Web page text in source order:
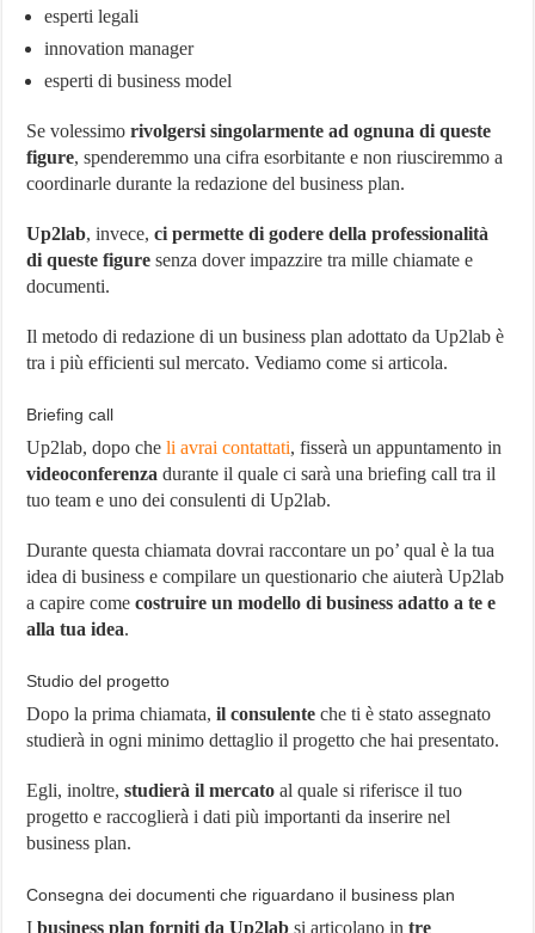
esperti legali
innovation manager
esperti di business model
Se volessimorivolgersi singolarmente ad ognuna di queste
figure, spenderemmo una cifra esorbitante e non riusciremmo a
coordinarle durante la redazione del business plan.
Up2lab, invece,ci permette di godere della professionalità
di queste figure senza dover impazzire tra mille chiamate e
documenti.
Il metodo di redazione di un business plan adottato da Up2lab è
tra i più efficienti sul mercato. Vediamo come si articola.
Briefing call
Up2lab, dopo cheli avrai contattati, fisserà un appuntamento in
videoconferenza durante il quale ci sarà una briefing call tra il
tuo team e uno dei consulenti di Up2lab.
Durante questa chiamata dovrai raccontare un po’ qual è la tua
idea di business e compilare un questionario che aiuterà Up2lab
a capire comecostruire un modello di business adatto a te e
alla tua idea.
Studio del progetto
Dopo la prima chiamata,il consulente che ti è stato assegnato
studierà in ogni minimo dettaglio il progetto che hai presentato.
Egli, inoltre,studierà il mercato al quale si riferisce il tuo
progetto e raccoglierà i dati più importanti da inserire nel
business plan.
Consegna dei documenti che riguardano il business plan
Ibusiness plan forniti da Up2lab si articolano intre